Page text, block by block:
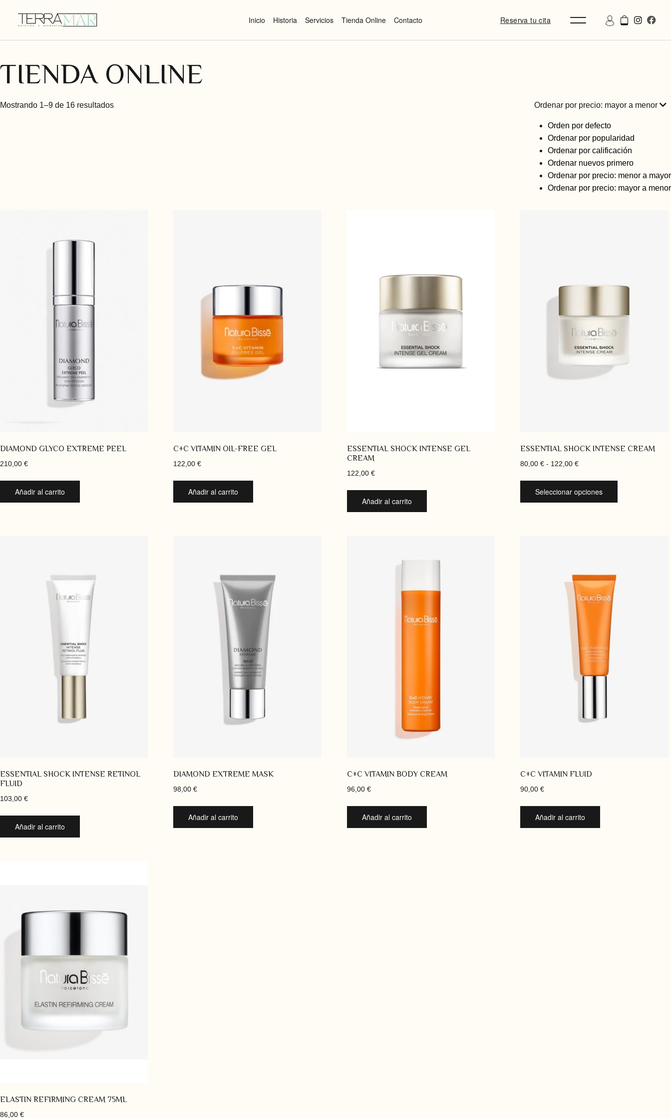
Inicio Historia Servicios Tienda Online Contacto Reserva tu cita
TIENDA ONLINE
Mostrando 1–9 de 16 resultados Ordenar por precio: mayor a menor
Orden por defecto
Ordenar por popularidad
Ordenar por calificación
Ordenar nuevos primero
Ordenar por precio: menor a mayor
Ordenar por precio: mayor a menor
DIAMOND GLYCO EXTREME PEEL
210,00 €
Añadir al carrito
C+C VITAMIN OIL-FREE GEL
122,00€
Añadir al carrito
ESSENTIAL SHOCK INTENSE GEL
CREAM
122,00 €
Añadir al carrito
ESSENTIAL SHOCK INTENSE CREAM
80,00€ - 122,00€
Seleccionar opciones
ESSENTIAL SHOCK INTENSE RETINOL
FLUID
103,00 €
Añadir al carrito
DIAMOND EXTREME MASK
98,00€
Añadir al carrito
C+C VITAMIN BODY CREAM
96,00 €
Añadir al carrito
C+C VITAMIN FLUID
90,00€
Añadir al carrito
ELASTIN REFIRMING CREAM 75ML
86,00 €